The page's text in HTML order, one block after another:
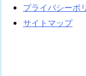
プライバシーポ
サイトマップ